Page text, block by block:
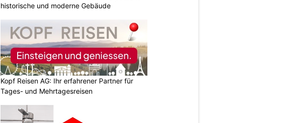
historische und moderne Gebäude
Kopf Reisen AG: Ihr erfahrener Partner für
Tages- und Mehrtagesreisen